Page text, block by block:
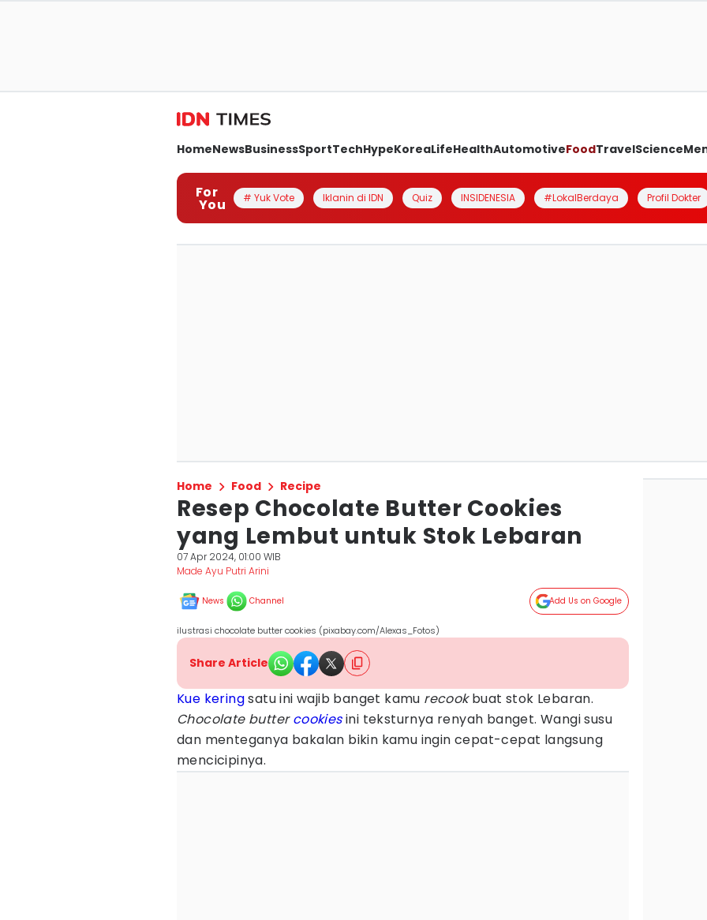
HomeNewsBusinessSportTechHypeKoreaLifeHealthAutomotiveFoodTravelScience
For
You # Yuk Vote Iklanin di IDN Quiz INSIDENESIA #LokalBerdaya Profil Dokter
Home Food Recipe
Resep Chocolate Butter Cookies
yang Lembut untuk Stok Lebaran
07 Apr 2024, 01:00 WIB
Made Ayu Putri Arini
News Channel Add Us on Google
ilustrasi chocolate butter cookies (pixabay.com/Alexas_Fotos)
Share Article
Kue keringsatu ini wajib banget kamu recookbuat stok Lebaran.
Chocolate buttercookiesini teksturnya renyah banget. Wangi susu
dan menteganya bakalan bikin kamu ingin cepat-cepat langsung
mencicipinya.